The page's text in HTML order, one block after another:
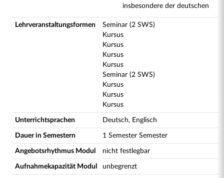
insbesondere der deutschen
Lehrveranstaltungsformen
Seminar (2 SWS)
Kursus
Kursus
Kursus
Kursus
Seminar (2 SWS)
Kursus
Kursus
Kursus
Unterrichtsprachen Deutsch, Englisch
Dauer in Semestern 1 Semester Semester
Angebotsrhythmus Modul nicht festlegbar
Aufnahmekapazität Modul unbegrenzt